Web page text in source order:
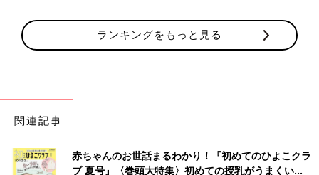
ランキングをもっと見る
関連記事
赤ちゃんのお世話まるわかり！『初めてのひよこクラ
ブ 夏号』〈巻頭大特集〉初めての授乳がうまくい